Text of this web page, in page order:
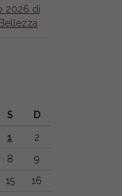
2026 di
S D
1
2
8
9
15
16